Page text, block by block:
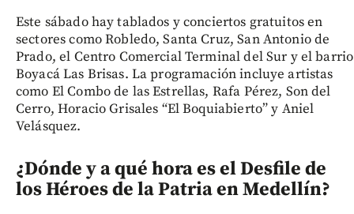
Este sábado hay tablados y conciertos gratuitos en
sectores como Robledo, Santa Cruz, San Antonio de
Prado, el Centro Comercial Terminal del Sur y el barrio
Boyacá Las Brisas. La programación incluye artistas
como El Combo de las Estrellas, Rafa Pérez, Son del
Cerro, Horacio Grisales “El Boquiabierto” y Aniel
Velásquez.
¿Dónde y a qué hora es el Desfile de
los Héroes de la Patria en Medellín?